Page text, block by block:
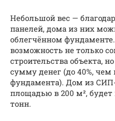
Небольшой вес —
панелей, дома из них
облегчённом
возможность не только
строительства объекта,
сумму денег (до 40%,
фундамента). Дом из
площадью в 200 м², будет
тонн.